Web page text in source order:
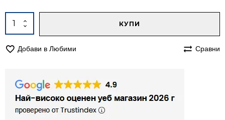
количество
за
80см
зелена
КУПИ
Добави в Любими Сравни